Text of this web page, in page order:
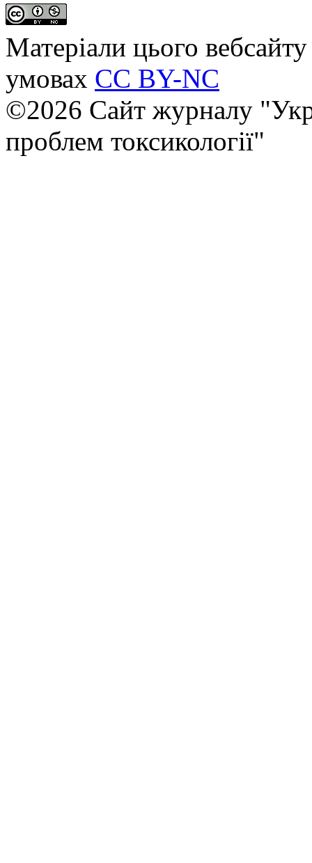
Матеріали цього
умовах CC BY-NC
©2026 Сайт журналу
проблем токсикології"